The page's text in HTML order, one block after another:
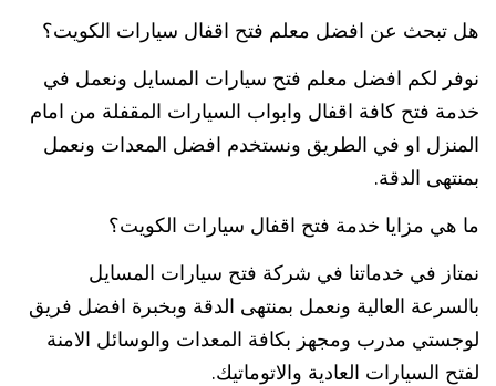
هل تبحث عن افضل معلم فتح اقفال سيارات الكويت؟
نوفر لكم افضل معلم فتح سيارات المسايل ونعمل في
خدمة فتح كافة اقفال وابواب السيارات المقفلة من امام
المنزل او في الطريق ونستخدم افضل المعدات ونعمل
بمنتهى الدقة.
ما هي مزايا خدمة فتح اقفال سيارات الكويت؟
نمتاز في خدماتنا في شركة فتح سيارات المسايل
بالسرعة العالية ونعمل بمنتهى الدقة وبخبرة افضل فريق
لوجستي مدرب ومجهز بكافة المعدات والوسائل الامنة
لفتح السيارات العادية والاتوماتيك.